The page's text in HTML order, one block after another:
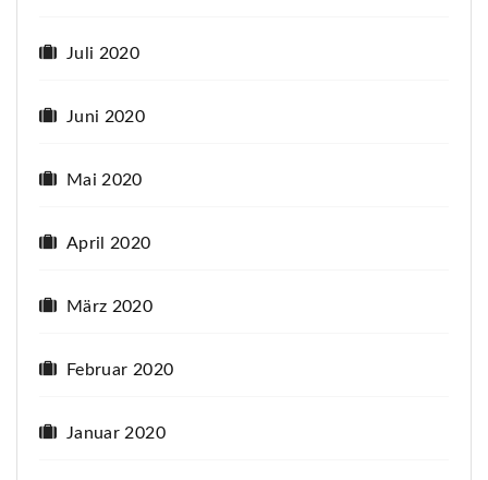
Juli 2020
Juni 2020
Mai 2020
April 2020
März 2020
Februar 2020
Januar 2020